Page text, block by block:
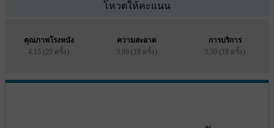
โหวตให้คะแนน
คุณภาพโรงหนัง
4.15 (20 ครั้ง)
ความสะอาด
3.89 (18 ครั้ง)
การบริการ
3.39 (18 ครั้ง)